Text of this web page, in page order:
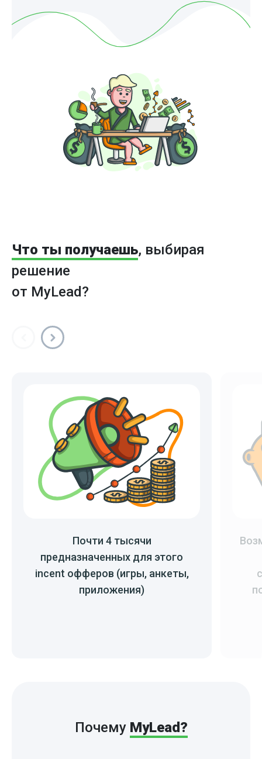
Что ты получаешь, выбирая
решение
от MyLead?
Почти 4 тысячи
предназначенных для этого
incent офферов (игры, анкеты,
приложения)
Почему MyLead?